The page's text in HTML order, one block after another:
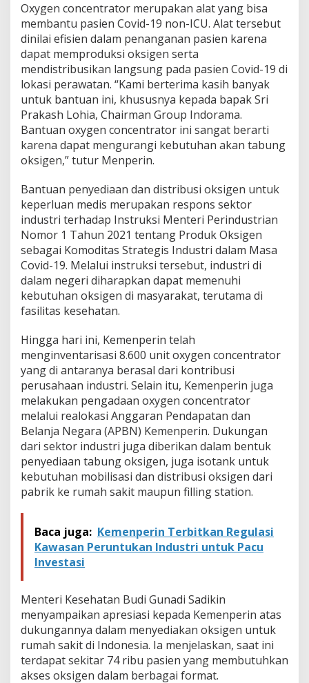
Oxygen concentrator merupakan alat yang bisa
membantu pasien Covid-19 non-ICU. Alat tersebut
dinilai efisien dalam penanganan pasien karena
dapat memproduksi oksigen serta
mendistribusikan langsung pada pasien Covid-19 di
lokasi perawatan. “Kami berterima kasih banyak
untuk bantuan ini, khususnya kepada bapak Sri
Prakash Lohia, Chairman Group Indorama.
Bantuan oxygen concentrator ini sangat berarti
karena dapat mengurangi kebutuhan akan tabung
oksigen,” tutur Menperin.
Bantuan penyediaan dan distribusi oksigen untuk
keperluan medis merupakan respons sektor
industri terhadap Instruksi Menteri Perindustrian
Nomor 1 Tahun 2021 tentang Produk Oksigen
sebagai Komoditas Strategis Industri dalam Masa
Covid-19. Melalui instruksi tersebut, industri di
dalam negeri diharapkan dapat memenuhi
kebutuhan oksigen di masyarakat, terutama di
fasilitas kesehatan.
Hingga hari ini, Kemenperin telah
menginventarisasi 8.600 unit oxygen concentrator
yang di antaranya berasal dari kontribusi
perusahaan industri. Selain itu, Kemenperin juga
melakukan pengadaan oxygen concentrator
melalui realokasi Anggaran Pendapatan dan
Belanja Negara (APBN) Kemenperin. Dukungan
dari sektor industri juga diberikan dalam bentuk
penyediaan tabung oksigen, juga isotank untuk
kebutuhan mobilisasi dan distribusi oksigen dari
pabrik ke rumah sakit maupun filling station.
Baca juga: Kemenperin Terbitkan Regulasi
Kawasan Peruntukan Industri untuk Pacu
Investasi
Menteri Kesehatan Budi Gunadi Sadikin
menyampaikan apresiasi kepada Kemenperin atas
dukungannya dalam menyediakan oksigen untuk
rumah sakit di Indonesia. Ia menjelaskan, saat ini
terdapat sekitar 74 ribu pasien yang membutuhkan
akses oksigen dalam berbagai format.